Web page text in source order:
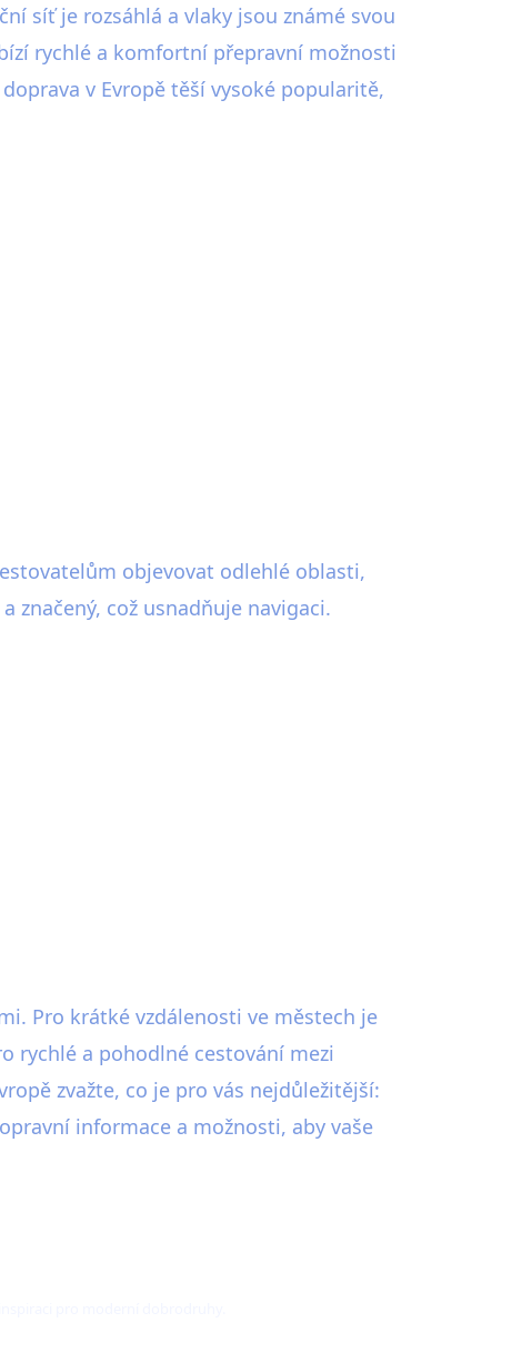
síť je rozsáhlá a vlaky jsou známé svou
rychlé a komfortní přepravní možnosti
v Evropě těší vysoké popularitě,
objevovat odlehlé oblasti,
značený, což usnadňuje navigaci.
Pro krátké vzdálenosti ve městech je
rychlé a pohodlné cestování mezi
zvažte, co je pro vás nejdůležitější:
informace a možnosti, aby vaše